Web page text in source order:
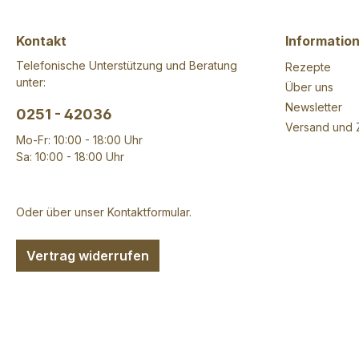
Kontakt
Telefonische Unterstützung und Beratung
unter:
0251 - 42036
Mo-Fr: 10:00 - 18:00 Uhr
Sa: 10:00 - 18:00 Uhr
Oder über unser Kontaktformular.
Vertrag widerrufen
Rezepte
Über uns
Newsletter
Versand und